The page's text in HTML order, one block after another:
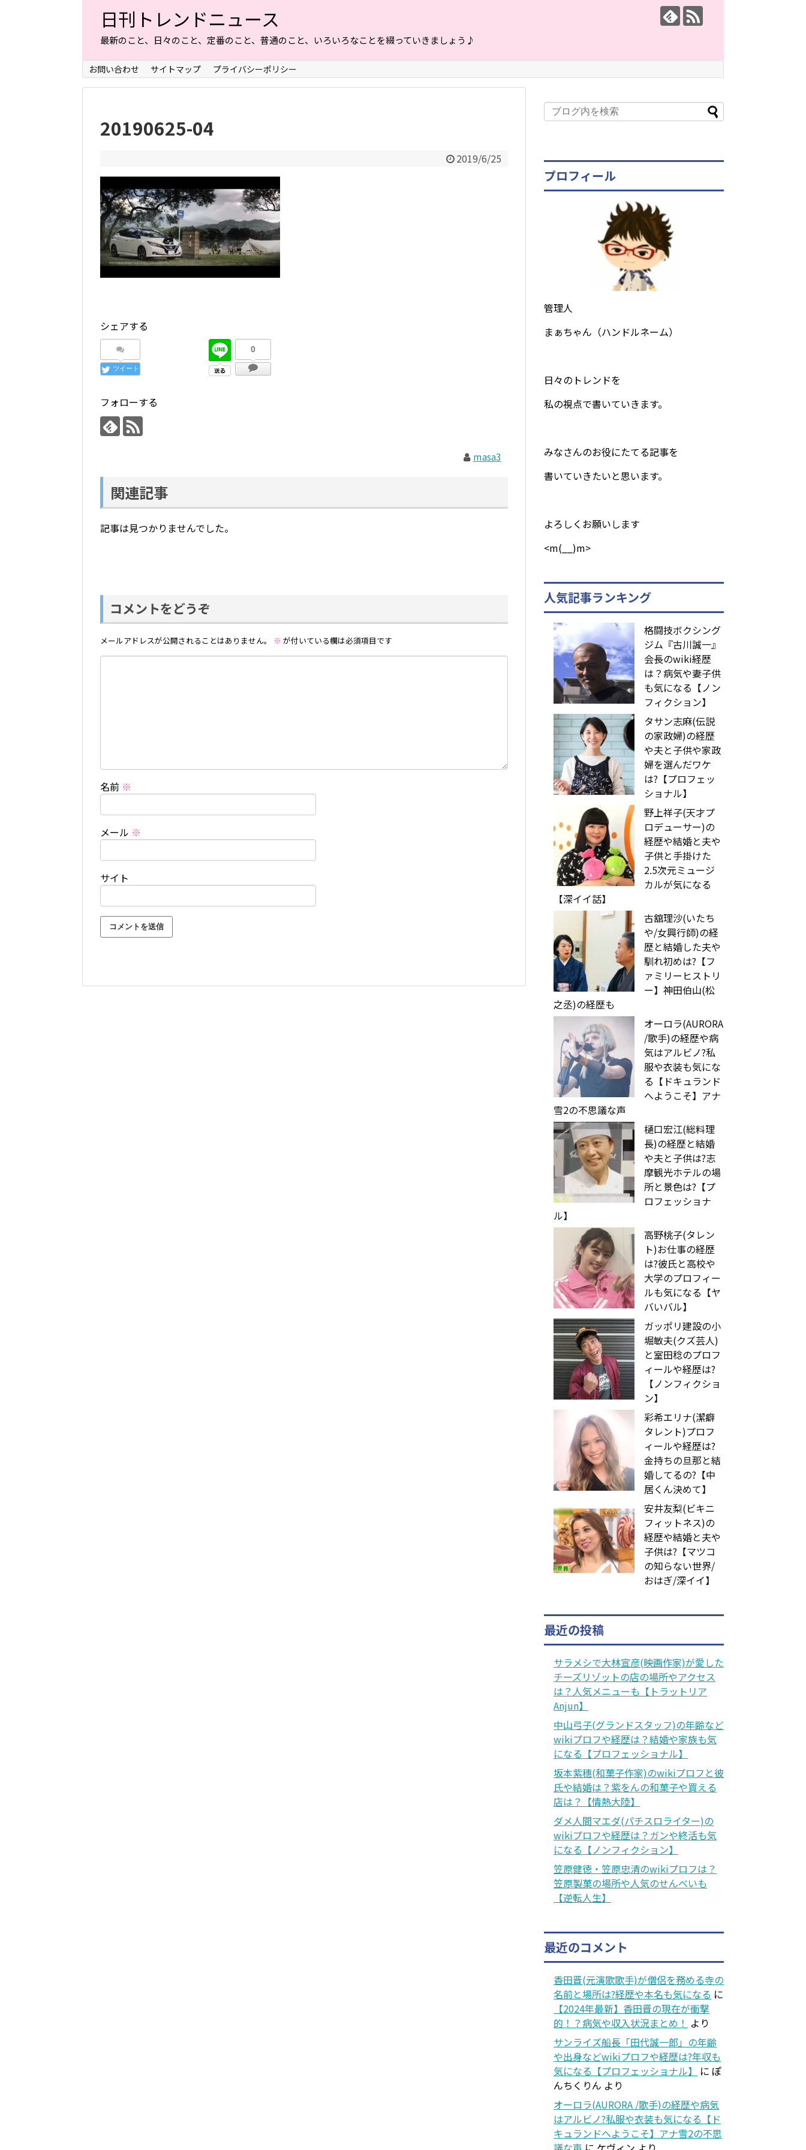
日刊トレンドニュース
最新のこと、日々のこと、定番のこと、普通のこと、いろいろなことを綴っていきましょう♪
お問い合わせ サイトマップ プライバシーポリシー
20190625-04
2019/6/25
シェアする
ツイート
0
フォローする
masa3
関連記事
記事は見つかりませんでした。
コメントをどうぞ
メールアドレスが公開されることはありません。 ※ が付いている欄は必須項目です
名前 ※
メール ※
サイト
プロフィール
管理人
まぁちゃん（ハンドルネーム）
日々のトレンドを
私の視点で書いていきます。
みなさんのお役にたてる記事を
書いていきたいと思います。
よろしくお願いします
<m(__)m>
人気記事ランキング
格闘技ボクシング
ジム『古川誠一』
会長のwiki経歴
は？病気や妻子供
も気になる【ノン
フィクション】
タサン志麻(伝説
の家政婦)の経歴
や夫と子供や家政
婦を選んだワケ
は?【プロフェッ
ショナル】
野上祥子(天才プ
ロデューサー)の
経歴や結婚と夫や
子供と手掛けた
2.5次元ミュージ
カルが気になる
【深イイ話】
古舘理沙(いたち
や/女興行師)の経
歴と結婚した夫や
馴れ初めは?【フ
ァミリーヒストリ
ー】神田伯山(松
之丞)の経歴も
オーロラ(AURORA
/歌手)の経歴や病
気はアルビノ?私
服や衣装も気にな
る【ドキュランド
へようこそ】アナ
雪2の不思議な声
樋口宏江(総料理
長)の経歴と結婚
や夫と子供は?志
摩観光ホテルの場
所と景色は?【プ
ロフェッショナ
ル】
高野桃子(タレン
ト)お仕事の経歴
は?彼氏と高校や
大学のプロフィー
ルも気になる【ヤ
バいバル】
ガッポリ建設の小
堀敏夫(クズ芸人)
と室田稔のプロフ
ィールや経歴は?
【ノンフィクショ
ン】
彩希エリナ(潔癖
タレント)プロフ
ィールや経歴は?
金持ちの旦那と結
婚してるの?【中
居くん決めて】
安井友梨(ビキニ
フィットネス)の
経歴や結婚と夫や
子供は?【マツコ
の知らない世界/
おはぎ/深イイ】
最近の投稿
サラメシで大林宣彦(映画作家)が愛した
チーズリゾットの店の場所やアクセス
は？人気メニューも【トラットリア
Anjun】
中山弓子(グランドスタッフ)の年齢など
wikiプロフや経歴は？結婚や家族も気
になる【プロフェッショナル】
坂本紫穗(和菓子作家)のwikiプロフと彼
氏や結婚は？紫をんの和菓子や買える
店は？【情熱大陸】
ダメ人間マエダ(パチスロライター)の
wikiプロフや経歴は？ガンや終活も気
になる【ノンフィクション】
笠原健徳・笠原忠清のwikiプロフは？
笠原製菓の場所や人気のせんべいも
【逆転人生】
最近のコメント
香田晋(元演歌歌手)が僧侶を務める寺の
名前と場所は?経歴や本名も気になる に
【2024年最新】香田晋の現在が衝撃
的！？病気や収入状況まとめ！ より
サンライズ船長「田代誠一郎」の年齢
や出身などwikiプロフや経歴は?年収も
気になる【プロフェッショナル】
に ぽ
んちくりん より
オーロラ(AURORA /歌手)の経歴や病気
はアルビノ?私服や衣装も気になる【ド
キュランドへようこそ】アナ雪2の不思